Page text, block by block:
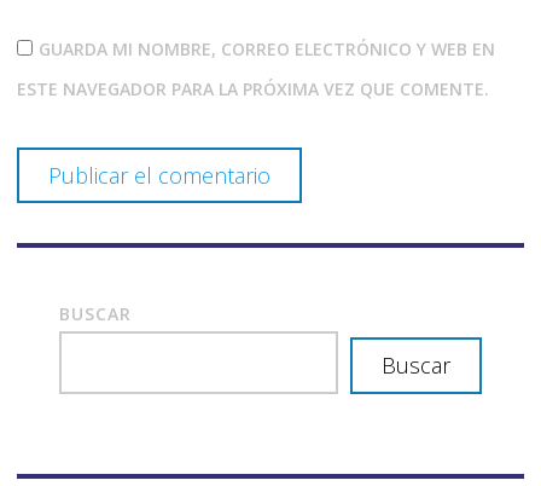
GUARDA MI NOMBRE, CORREO ELECTRÓNICO Y WEB EN
ESTE NAVEGADOR PARA LA PRÓXIMA VEZ QUE COMENTE.
BUSCAR
Buscar